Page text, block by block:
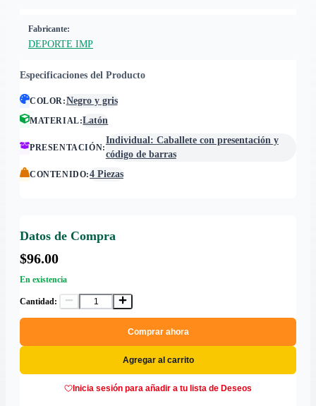
Fabricante:
DEPORTE IMP
Especificaciones del Producto
COLOR:Negro y gris
MATERIAL:Latón
PRESENTACIÓN:
Individual: Caballete con presentación y
código de barras
CONTENIDO:4 Piezas
Datos de Compra
$96.00
En existencia
Cantidad:
Comprar ahora
Agregar al carrito
Inicia sesión para añadir a tu lista de Deseos